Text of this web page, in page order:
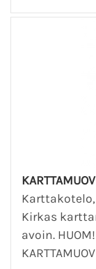
Karttakotelo,
Kirkas
avoin.